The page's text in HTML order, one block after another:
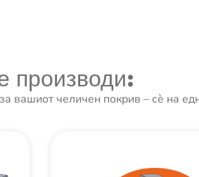
производи:
вашиот челичен покрив – сè на